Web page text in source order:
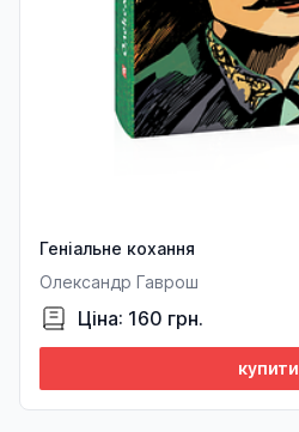
Геніальне кохання
Олександр Гаврош
Ціна: 160 грн.
купити